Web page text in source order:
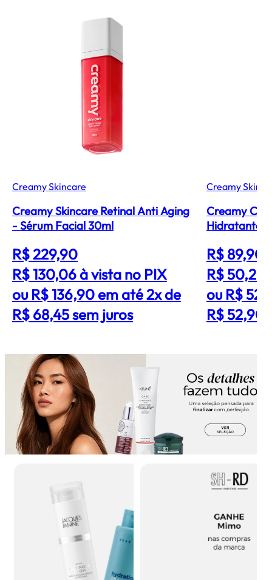
Creamy Skincare
Creamy Skincare Retinal Anti Aging
- Sérum Facial 30ml
R$ 229,90
R$ 130,06à vista no PIX
ou R$ 136,90 em até 2x de
R$ 68,45 sem juros
Creamy
Creamy
Hidratante
R$ 89,90
R$ 50,26
ou R$
R$ 52,90